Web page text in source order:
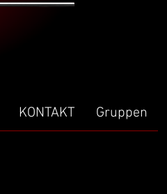
KONTAKT Gruppen